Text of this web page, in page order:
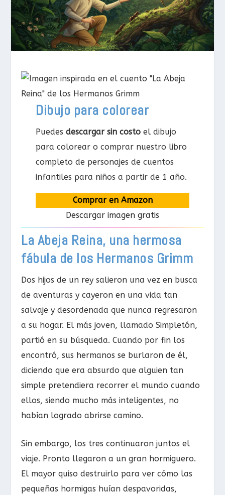
Dibujo para colorear
Puedes descargar sin costo el dibujo
para colorear o comprar nuestro libro
completo de personajes de cuentos
infantiles para niños a partir de 1 año.
Comprar en Amazon
Descargar imagen gratis
La Abeja Reina, una hermosa
fábula de los Hermanos Grimm
Dos hijos de un rey salieron una vez en busca
de aventuras y cayeron en una vida tan
salvaje y desordenada que nunca regresaron
a su hogar. El más joven, llamado Simpletón,
partió en su búsqueda. Cuando por fin los
encontró, sus hermanos se burlaron de él,
diciendo que era absurdo que alguien tan
simple pretendiera recorrer el mundo cuando
ellos, siendo mucho más inteligentes, no
habían logrado abrirse camino.
Sin embargo, los tres continuaron juntos el
viaje. Pronto llegaron a un gran hormiguero.
El mayor quiso destruirlo para ver cómo las
pequeñas hormigas huían despavoridas,